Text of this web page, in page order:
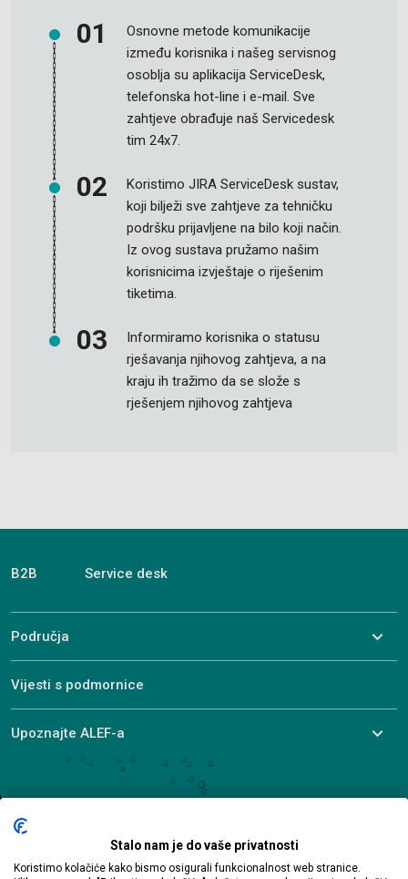
Osnovne metode komunikacije
između korisnika i našeg servisnog
osoblja su aplikacija ServiceDesk,
telefonska hot-line i e-mail. Sve
zahtjeve obrađuje naš Servicedesk
tim 24x7.
Koristimo JIRA ServiceDesk sustav,
koji bilježi sve zahtjeve za tehničku
podršku prijavljene na bilo koji način.
Iz ovog sustava pružamo našim
korisnicima izvještaje o riješenim
tiketima.
Informiramo korisnika o statusu
rješavanja njihovog zahtjeva, a na
kraju ih tražimo da se slože s
rješenjem njihovog zahtjeva
B2B Service desk
Područja
Vijesti s podmornice
Upoznajte ALEF-a
10000 Zagreb
Stalo nam je do vaše privatnosti
Koristimo kolačiće kako bismo osigurali funkcionalnost web stranice.